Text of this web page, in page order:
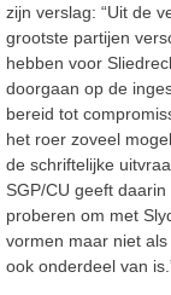
zijn verslag: “Uit de
grootste partijen
hebben voor
doorgaan op de
bereid tot
het roer zoveel
de schriftelijke
SGP/CU geeft
proberen om met
vormen maar niet
ook onderdeel van